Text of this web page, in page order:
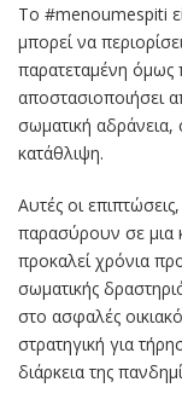
To #menoumespiti
μπορεί να
παρατεταμένη όμως
αποστασιοποιήσει
σωματική
κατάθλιψη.
Αυτές οι
παρασύρουν σε μια
προκαλεί χρόνια
σωματικής
στο ασφαλές
στρατηγική για
διάρκεια της